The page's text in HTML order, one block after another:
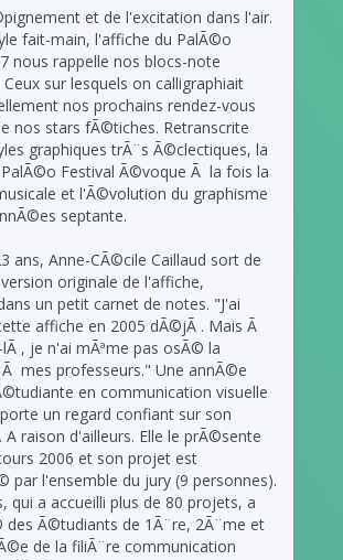
et de l'excitation dans l'air.
fait-main, l'affiche du PalÃ©o
nous rappelle nos blocs-note
sur lesquels on calligraphiait
nos prochains rendez-vous
nos stars fÃ©tiches. Retranscrite
graphiques trÃ¨s Ã©clectiques, la
Festival Ã©voque Ã la fois la
et l'Ã©volution du graphisme
septante.
ans, Anne-CÃ©cile Caillaud sort de
originale de l'affiche,
un petit carnet de notes. "J'ai
affiche en 2005 dÃ©jÃ . Mais Ã
, je n'ai mÃªme pas osÃ© la
mes professeurs." Une annÃ©e
en communication visuelle
un regard confiant sur son
raison d'ailleurs. Elle le prÃ©sente
2006 et son projet est
par l'ensemble du jury (9 personnes).
qui a accueilli plus de 80 projets, a
des Ã©tudiants de 1Ã¨re, 2Ã¨me et
de la filiÃ¨re communication